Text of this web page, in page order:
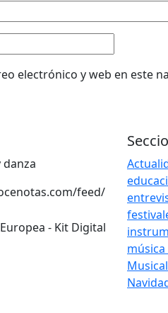
electrónico y web en este
danza
feed/
Musical